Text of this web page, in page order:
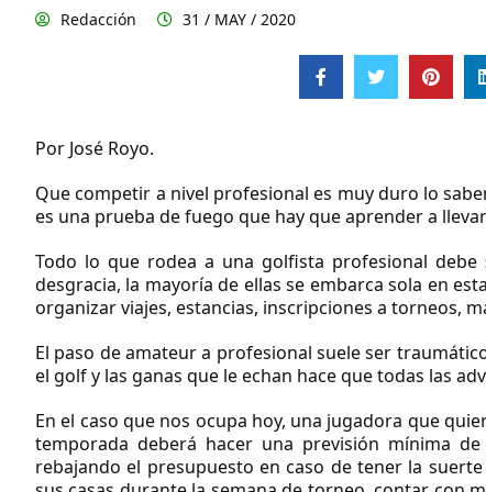
Redacción 31 / MAY / 2020
Por José Royo.
Que competir a nivel profesional es muy duro lo
es una prueba de fuego que hay que aprender a
Todo lo que rodea a una golfista profesional
desgracia, la mayoría de ellas se embarca sola en
organizar viajes, estancias, inscripciones a torneos,
El paso de amateur a profesional suele ser
el golf y las ganas que le echan hace que todas las
En el caso que nos ocupa hoy, una jugadora que
temporada deberá hacer una previsión mínima
rebajando el presupuesto en caso de tener la